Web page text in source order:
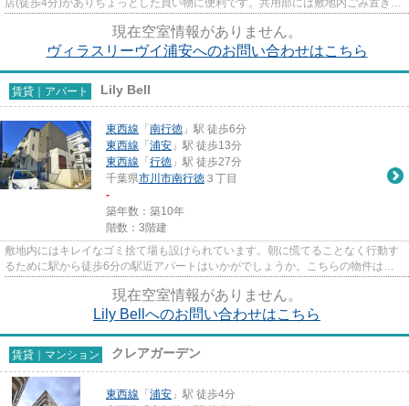
店(徒歩4分)がありちょっとした買い物に便利です。共用部には敷地内ごみ置き
現在空室情報がありません。
ヴィラスリーヴイ浦安へのお問い合わせはこちら
賃貸｜アパート Lily Bell
東西線 「 南行徳 」駅 徒歩6分
東西線 「 浦安 」駅 徒歩13分
東西線 「 行徳 」駅 徒歩27分
千葉県市川市南行徳 ３丁目
-
築年数：築10年
階数：3階建
敷地内にはキレイなゴミ捨て場も設けられています。朝に慌てることなく行動す
るために駅から徒歩6分の駅近アパートはいかがでしょうか。こちらの物件はア
現在空室情報がありません。
Lily Bellへのお問い合わせはこちら
賃貸｜マンション クレアガーデン
東西線 「 浦安 」駅 徒歩4分